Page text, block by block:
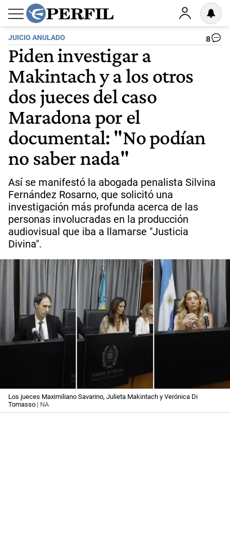
JUICIO ANULADO 8
Piden investigar a
Makintach y a los otros
dos jueces del caso
Maradona por el
documental: "No podían
no saber nada"
Así se manifestó la abogada penalista Silvina
Fernández Rosarno, que solicitó una
investigación más profunda acerca de las
personas involucradas en la producción
audiovisual que iba a llamarse "Justicia
Divina".
Los jueces Maximiliano Savarino, Julieta Makintach y Verónica Di
Tomasso | NA